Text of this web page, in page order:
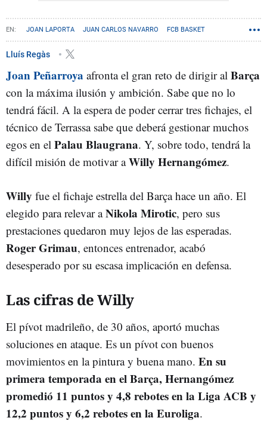
JOAN LAPORTA JUAN CARLOS NAVARRO FCB BASKET
Lluís Regàs
Joan Peñarroya afronta el gran reto de dirigir al Barça
con la máxima ilusión y ambición. Sabe que no lo
tendrá fácil. A la espera de poder cerrar tres fichajes, el
técnico de Terrassa sabe que deberá gestionar muchos
egos en el Palau Blaugrana. Y, sobre todo, tendrá la
difícil misión de motivar aWilly Hernangómez.
Willy fue el fichaje estrella del Barça hace un año. El
elegido para relevar aNikola Mirotic, pero sus
prestaciones quedaron muy lejos de las esperadas.
Roger Grimau, entonces entrenador, acabó
desesperado por su escasa implicación en defensa.
Las cifras de Willy
El pívot madrileño, de 30 años, aportó muchas
soluciones en ataque. Es un pívot con buenos
movimientos en la pintura y buena mano. En su
primera temporada en el Barça, Hernangómez
promedió 11 puntos y 4,8 rebotes en la Liga ACB y
12,2 puntos y 6,2 rebotes en la Euroliga.